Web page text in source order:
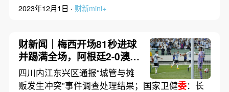
2023年12月1日 · 财新mini+
财新闻｜梅西开场81秒进球
并踢满全场，阿根廷2-0澳大
利亚
四川内江东兴区通报“城管与摊
贩发生冲突”事件调查处理结果；国家卫健委：长